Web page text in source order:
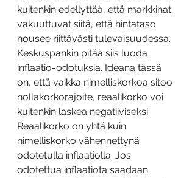
kuitenkin edellyttää, että markkinat
vakuuttuvat siitä, että hintataso
nousee riittävästi tulevaisuudessa.
Keskuspankin pitää siis luoda
inflaatio-odotuksia. Ideana tässä
on, että vaikka nimelliskorkoa sitoo
nollakorkorajoite, reaalikorko voi
kuitenkin laskea negatiiviseksi.
Reaalikorko on yhtä kuin
nimelliskorko vähennettynä
odotetulla inflaatiolla. Jos
odotettua inflaatiota saadaan